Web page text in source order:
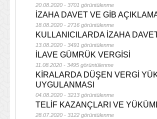
20.08.2020 - 3701 görüntülenme
İZAHA DAVET VE GİB
18.08.2020 - 2716 görüntülenme
KULLANICILARDA İZAHA
13.08.2020 - 3491 görüntülenme
İLAVE GÜMRÜK VERGİSİ
11.08.2020 - 3495 görüntülenme
KİRALARDA DÜŞEN VERGİ
UYGULANMASI
04.08.2020 - 3213 görüntülenme
TELİF KAZANÇLARI VE
28.07.2020 - 3122 görüntülenme